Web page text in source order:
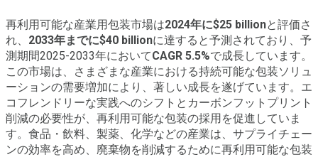
再利用可能な産業用包装市場は2024年に$25 billionと評価さ
れ、 2033年までに$40 billionに達すると予測されており、予
測期間2025-2033年においてCAGR 5.5%で成長しています。
この市場は、さまざまな産業における持続可能な包装ソリュ
ーションの需要増加により、著しい成長を遂げています。エ
コフレンドリーな実践へのシフトとカーボンフットプリント
削減の必要性が、再利用可能な包装の採用を促進していま
す。食品・飲料、製薬、化学などの産業は、サプライチェー
ンの効率を高め、廃棄物を削減するために再利用可能な包装